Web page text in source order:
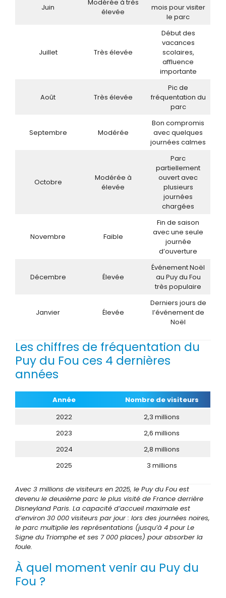
Juin
Modérée à très
élevée
mois pour visiter
le parc
Juillet Très élevée
Début des
vacances
scolaires,
affluence
importante
Août Très élevée
Pic de
fréquentation du
parc
Septembre Modérée
Bon compromis
avec quelques
journées calmes
Octobre
Modérée à
élevée
Parc
partiellement
ouvert avec
plusieurs
journées
chargées
Novembre Faible
Fin de saison
avec une seule
journée
d’ouverture
Décembre Élevée
Événement Noël
au Puy du Fou
très populaire
Janvier Élevée
Derniers jours de
l’événement de
Noël
Les chiffres de fréquentation du
Puy du Fou ces 4 dernières
années
Année
Nombre de visiteurs
2022
2,3 millions
2023
2,6 millions
2024
2,8 millions
2025
3 millions
Avec 3 millions de visiteurs en 2025, le Puy du Fou est
devenu le deuxième parc le plus visité de France derrière
Disneyland Paris. La capacité d’accueil maximale est
d’environ 30 000 visiteurs par jour : lors des journées noires,
le parc multiplie les représentations (jusqu’à 4 pour Le
Signe du Triomphe et ses 7 000 places) pour absorber la
foule.
À quel moment venir au Puy du
Fou ?